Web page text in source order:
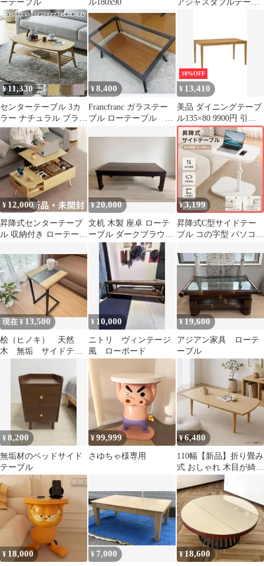
ーテーブル
ル180x90
アジャスタブルテーブ
¥ 11,330
センターテーブル 3カ
ラー ナチュラル ブラウ
ン ピンク
W90×D50×H35cm リビ
ングテーブル ローテー
ブル RECIPE（レシ
ピ） 収納棚付 脚部折り
たたみ式 日常使い 新生
活 一人暮らし かわいい
シンプル おしゃれ 送料
無料
¥8,400
Francfranc ガラステー
ブル ローテーブル メ
10%OFF
¥ 13,410
美品 ダイニングテーブ
ル135×80 9900円 引取
限定
¥ 12,000
昇降式センターテーブ
ル 収納付き ローテーブ
¥20,000
文机 木製 座卓 ローテ
ーブル ダークブラウン
ちゃぶ台 唐物
¥3,199
昇降式C型サイドテー
ブル コの字型 パソコン
板 木目調
現在 ¥ 13,500
桧（ヒノキ） 天然
木 無垢 サイドテー
¥ 10,000
ニトリ ヴィンテージ
風 ローボード
¥19,600
アジアン家具 ローテ
ーブル
¥8,200
無垢材のベッドサイド
テーブル
¥99,999
さゆちゃ様専用
¥6,480
110幅【新品】折り畳み
式 おしゃれ 木目が綺麗
なテーブル アウトレッ
ト
¥ 18,000 ¥ 7,000 ¥18,600